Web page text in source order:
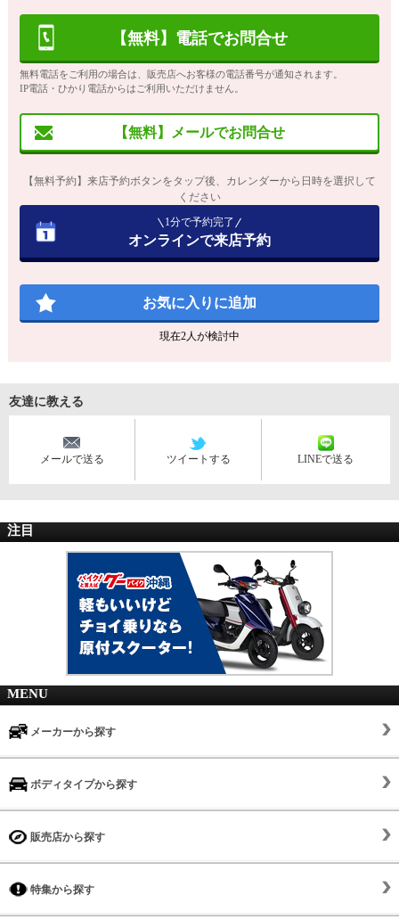
【無料】電話でお問合せ
無料電話をご利用の場合は、販売店へお客様の電話番号が通知されます。
IP電話・ひかり電話からはご利用いただけません。
【無料】メールでお問合せ
【無料予約】来店予約ボタンをタップ後、カレンダーから日時を選択して
ください
1分で予約完了
オンラインで来店予約
お気に入りに追加
現在2人が検討中
友達に教える
メールで送る ツイートする LINEで送る
注目
MENU
メーカーから探す
ボディタイプから探す
販売店から探す
特集から探す